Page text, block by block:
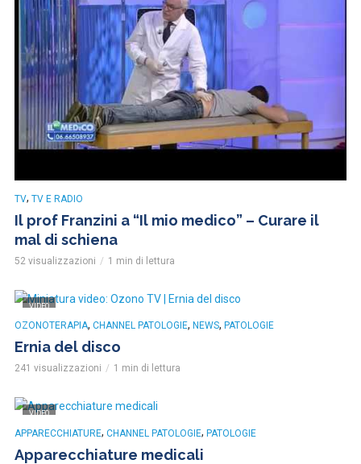
TV, TV E RADIO
Il prof Franzini a “Il mio medico” – Curare il
mal di schiena
52 visualizzazioni 1 min di lettura
VIDEO
OZONOTERAPIA, CHANNEL PATOLOGIE, NEWS, PATOLOGIE
Ernia del disco
241 visualizzazioni 1 min di lettura
VIDEO
APPARECCHIATURE, CHANNEL PATOLOGIE, PATOLOGIE
Apparecchiature medicali